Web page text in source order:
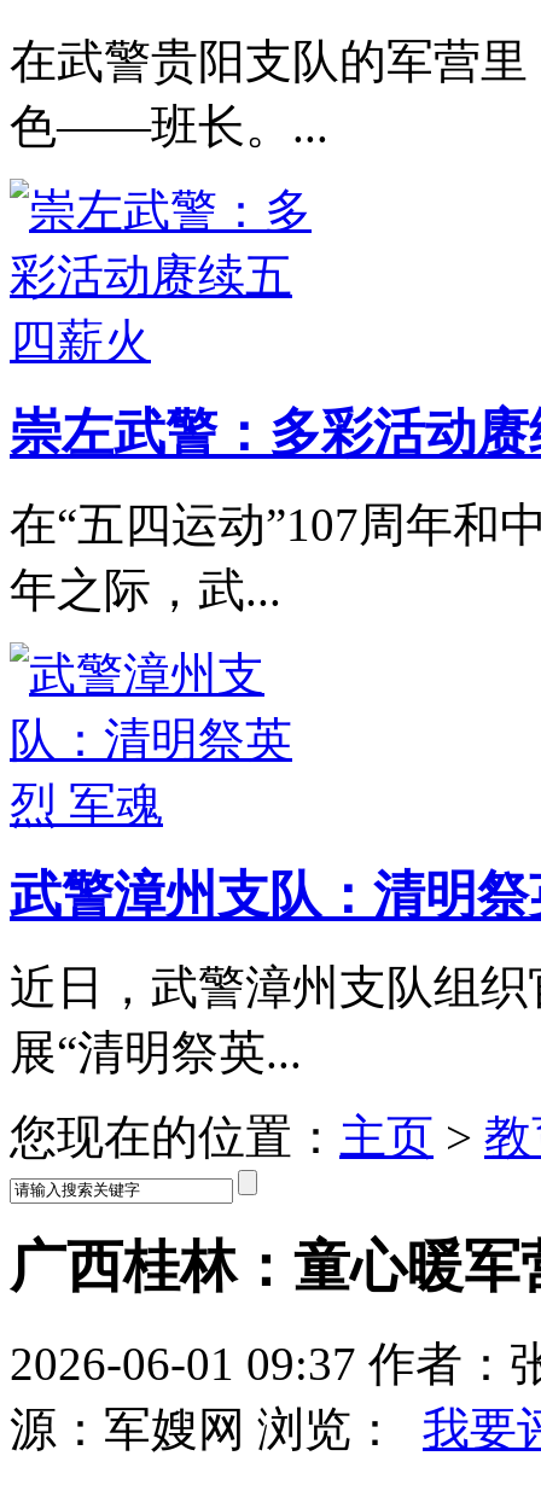
在武警贵阳支队的军营
色——班长。...
崇左武警：多彩活动
在“五四运动”107周年和
年之际，武...
武警漳州支队：清明
近日，武警漳州支队组
展“清明祭英...
您现在的位置： 主页 >
广西桂林：童心暖
2026-06-01 09:37 作者
源：军嫂网 浏览：
我要